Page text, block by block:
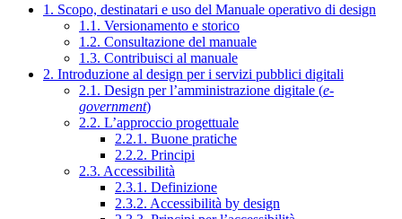
1. Scopo, destinatari e uso del Manuale operativo di design
1.1. Versionamento e storico
1.2. Consultazione del manuale
1.3. Contribuisci al manuale
2. Introduzione al design per i servizi pubblici digitali
2.1. Design per l’amministrazione digitale (e-
government)
2.2. L’approccio progettuale
2.2.1. Buone pratiche
2.2.2. Principi
2.3. Accessibilità
2.3.1. Definizione
2.3.2. Accessibilità by design